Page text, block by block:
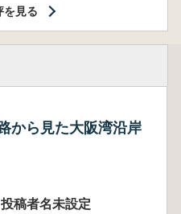
を見る
から見た大阪湾沿岸
投稿者名未設定